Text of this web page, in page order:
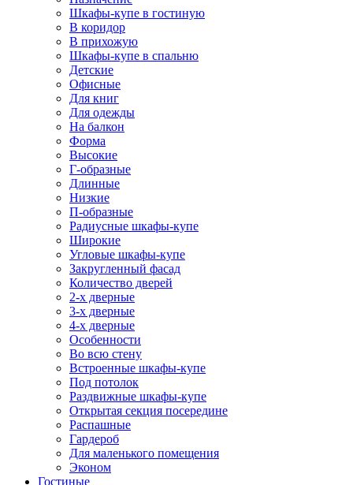
Шкафы-купе в гостиную
В коридор
В прихожую
Шкафы-купе в спальню
Детские
Офисные
Для книг
Для одежды
На балкон
Форма
Высокие
Г-образные
Длинные
Низкие
П-образные
Радиусные шкафы-купе
Широкие
Угловые шкафы-купе
Закругленный фасад
Количество дверей
2-х дверные
3-х дверные
4-х дверные
Особенности
Во всю стену
Встроенные шкафы-купе
Под потолок
Раздвижные шкафы-купе
Открытая секция посередине
Распашные
Гардероб
Для маленького помещения
Эконом
Гостиные